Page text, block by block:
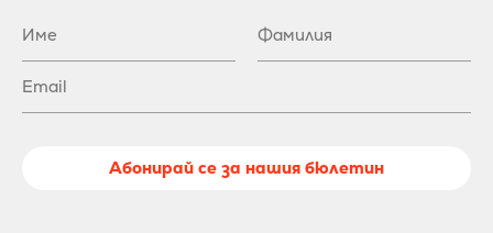
Абонирай се за нашия бюлетин